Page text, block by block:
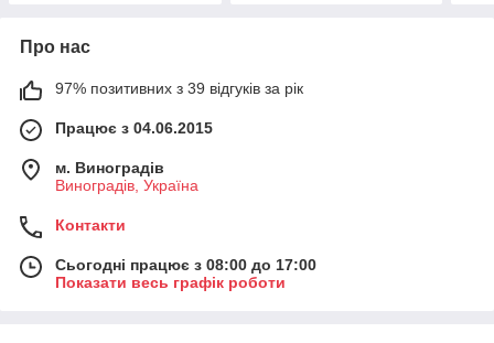
Про нас
97% позитивних з 39 відгуків за рік
Працює з 04.06.2015
м. Виноградів
Виноградів, Україна
Контакти
Сьогодні працює з 08:00 до 17:00
Показати весь графік роботи